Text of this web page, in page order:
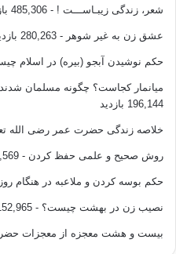
رينويسی هجات گورا بی
چله يِس گه رمی چه نجه کانت
وه ک به جيم هيشت وا نه ما بی
له مه ش زياتر،
که ديمه وه،
شعر، زندگی زیبـاســـت ! - 485,306 بازدید
عشق زن به غیر شوهر - 280,263 بازدید
حکم نوشیدن آبجو (بیره) در اسلام
میانمار کجاست؟ چگونه مسلمان
196,144 بازدید
خلاصه زندگی حضرت عمر رضی الله
روش صحیح و علمی حفظ کردن - 180,569 بازدید
حکم بوسه کردن و ملاعبه در هنگام
نصیب زن در بهشت چیست؟ - 152,965 بازدید
بیست و هشت معجزه از معجزات